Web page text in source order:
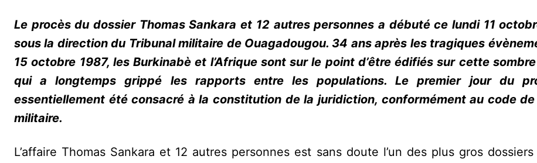
Le procès du dossier Thomas Sankara et 12 autres personnes a débuté ce lundi 11
sous la direction du Tribunal militaire de Ouagadougou. 34 ans après les tragiques
15 octobre 1987, les Burkinabè et l’Afrique sont sur le point d’être édifiés sur cette
qui a longtemps grippé les rapports entre les populations. Le premier jour du
essentiellement été consacré à la constitution de la juridiction, conformément au code
militaire.
L’affaire Thomas Sankara et 12 autres personnes est sans doute l’un des plus gros